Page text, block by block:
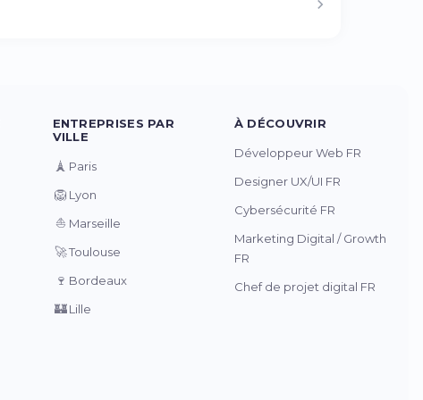
ENTREPRISES PAR
VILLE
🗼 Paris
🦁 Lyon
⛵ Marseille
🚀Toulouse
🍷 Bordeaux
🏰 Lille
À DÉCOUVRIR
Développeur Web FR
Designer UX/UI FR
Cybersécurité FR
Marketing Digital / Growth
FR
Chef de projet digital FR